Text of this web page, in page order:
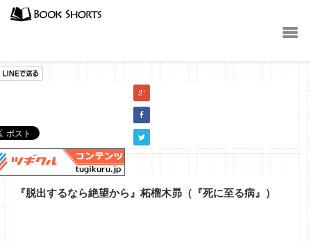
『脱出するなら絶望から』柘榴木昴（『死に至る病』）